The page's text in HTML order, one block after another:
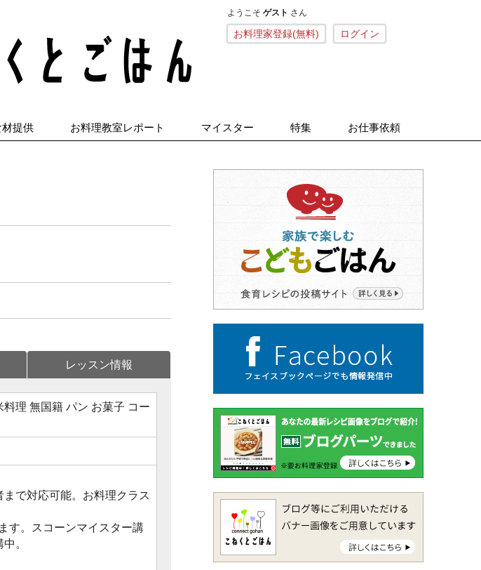
こねくとごはん
ようこそ ゲスト さん
お料理家登録(無料) ログイン
材提供 お料理教室レポート マイスター 特集 お仕事依頼
レッスン情報
理 無国籍 パン お菓子 コー
で対応可能。お料理クラス
す。スコーンマイスター講
。